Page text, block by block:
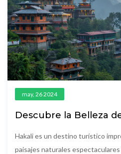
may, 26 2024
Descubre la Belleza
Hakali es un destino turístico
paisajes naturales